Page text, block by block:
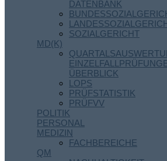
DATENBANK
SOZIALGERICHT
MD(K)
ÜBERBLICK
LOPS
PRÜFSTATISTIK
PRÜFVV
POLITIK
PERSONAL
MEDIZIN
FACHBEREICHE
QM